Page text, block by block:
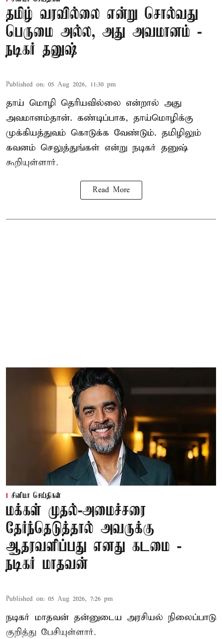
தமிழ் வரவில்லை என்று சொல்வது
பெருமை அல்ல, அது அவமானம் -
நடிகர் தனுஷ்
Published on: 05 Aug 2026, 11:30 pm
தாய் மொழி தெரியவில்லை என்றால் அது
அவமானம்தான். கண்டிப்பாக, தாய்மொழிக்கு
முக்கியத்துவம் கொடுக்க வேண்டும். தமிழிலும்
கவனம் செலுத்துங்கள் என்று நடிகர் தனுஷ்
கூறியுள்ளார்.
Read More
சினிமா செய்திகள்
மக்கள் முதல்-அமைச்சரை
தேர்ந்தெடுத்தால் அவருக்கு
ஆதரவளிப்பது எனது கடமை -
நடிகர் மாதவன்
Published on: 05 Aug 2026, 7:26 pm
நடிகர் மாதவன் தன்னுடைய அரசியல் நிலைப்பாடு
குறித்து பேசியுள்ளார்.